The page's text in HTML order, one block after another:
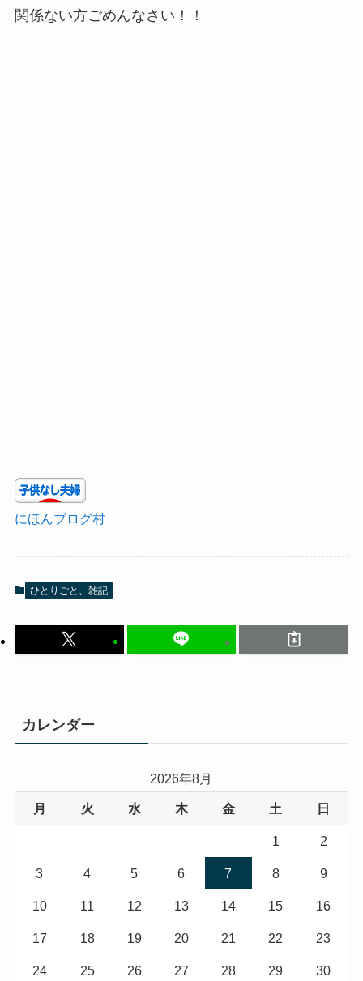
関係ない方ごめんなさい！！
にほんブログ村
ひとりごと、雑記
カレンダー
2026年8月
月 火 水 木 金 土 日
1 2
3 4 5 6 7 8 9
10 11 12 13 14 15 16
17 18 19 20 21 22 23
24 25 26 27 28 29 30